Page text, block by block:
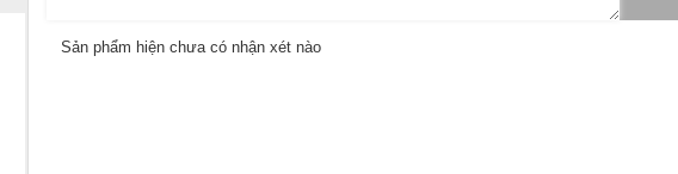
Sản phẩm hiện chưa có nhận xét nào